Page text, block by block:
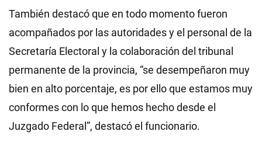
También destacó que en todo momento fueron
acompañados por las autoridades y el personal de la
Secretaría Electoral y la colaboración del tribunal
permanente de la provincia, “se desempeñaron muy
bien en alto porcentaje, es por ello que estamos muy
conformes con lo que hemos hecho desde el
Juzgado Federal”, destacó el funcionario.